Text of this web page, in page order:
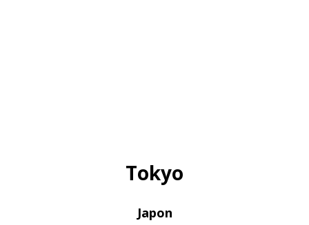
Tokyo
Japon